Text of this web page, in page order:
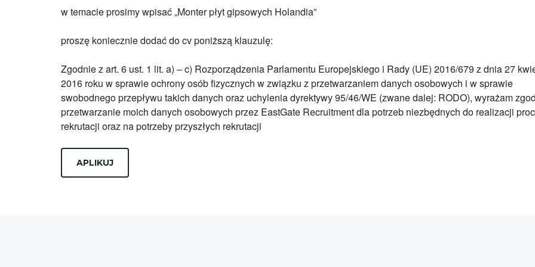
w temacie prosimy wpisać „Monter płyt gipsowych Holandia”
proszę koniecznie dodać do cv poniższą klauzulę:
Zgodnie z art. 6 ust. 1 lit. a) – c) Rozporządzenia Parlamentu Europejskiego i Rady (UE) 2016/679 z dnia 27
2016 roku w sprawie ochrony osób fizycznych w związku z przetwarzaniem danych osobowych i w sprawie
swobodnego przepływu takich danych oraz uchylenia dyrektywy 95/46/WE (zwane dalej: RODO), wyrażam
przetwarzanie moich danych osobowych przez EastGate Recruitment dla potrzeb niezbędnych do realizacji
rekrutacji oraz na potrzeby przyszłych rekrutacji